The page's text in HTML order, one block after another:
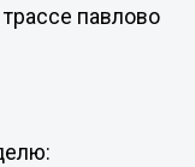
трассе павлово